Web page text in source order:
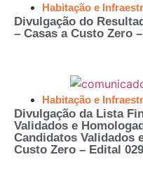
Habitação e
Divulgação do
– Casas a Custo Zero
Habitação e
Divulgação da Lista
Validados e
Candidatos Validados
Custo Zero – Edital